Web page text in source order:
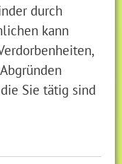
durch
kann
Sie tätig sind